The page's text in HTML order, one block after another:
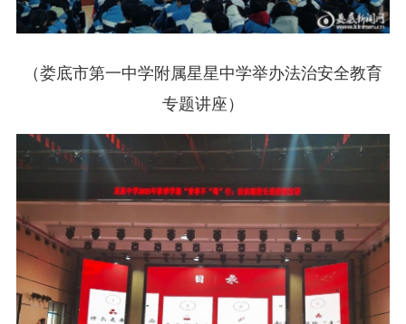
（娄底市第一中学附属星星中学举办法治安全教育
专题讲座）